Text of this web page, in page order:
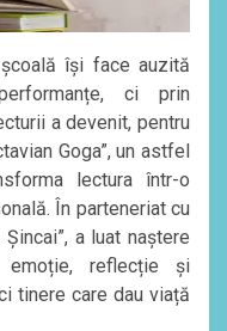
își face auzită
ci prin
a devenit, pentru
Goga”, un astfel
lectura într-o
În parteneriat cu
a luat naștere
reflecție și
tinere care dau viață